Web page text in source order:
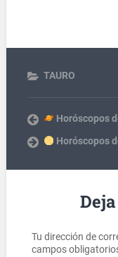
TAURO
Horóscopos
Horóscopos
Tu dirección de
campos